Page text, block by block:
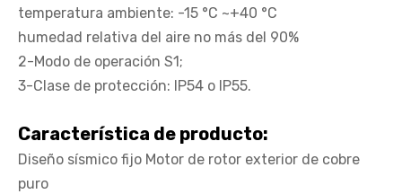
temperatura ambiente: -15 °C ~+40 °C
humedad relativa del aire no más del 90%
2-Modo de operación S1;
3-Clase de protección: IP54 o IP55.
Característica de producto:
Diseño sísmico fijo Motor de rotor exterior de cobre
puro